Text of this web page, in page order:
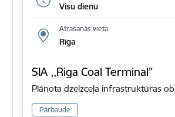
Visu dienu
Atrašanās vieta
Rīga
SIA ,,Riga Coal Terminal”
Plānota dzelzceļa infrastruktūras
Pārbaude